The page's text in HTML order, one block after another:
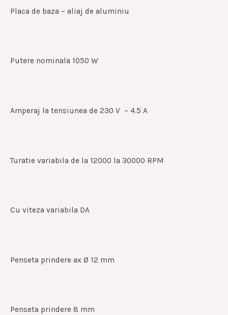
Placa de baza – aliaj de aluminiu
Putere nominala 1050 W
Amperaj la tensiunea de 230 V – 4.5 A
Turatie variabila de la 12000 la 30000 RPM
Cu viteza variabila DA
Penseta prindere ax Ø 12 mm
Penseta prindere 8 mm